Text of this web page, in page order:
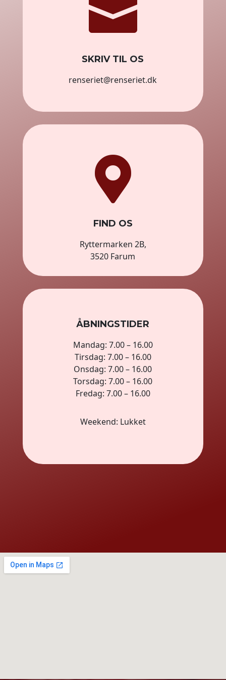

SKRIV TIL OS
renseriet@renseriet.dk

FIND OS
Ryttermarken 2B,
3520 Farum
ÅBNINGSTIDER
Mandag: 7.00 – 16.00
Tirsdag: 7.00 – 16.00
Onsdag: 7.00 – 16.00
Torsdag: 7.00 – 16.00
Fredag: 7.00 – 16.00
Weekend: Lukket